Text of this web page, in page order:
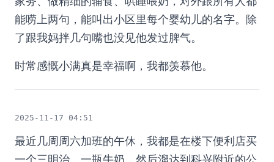
能唠上两句，能叫出小区里每个婴幼儿的名字。除
了跟我妈拌几句嘴也没见他发过脾气。
时常感慨小满真是幸福啊，我都羡慕他。
2025-11-17 04:51
最近几周周六加班的午休，我都是在楼下便利店买
一个三明治、一瓶牛奶，然后溜达到科兴附近的公